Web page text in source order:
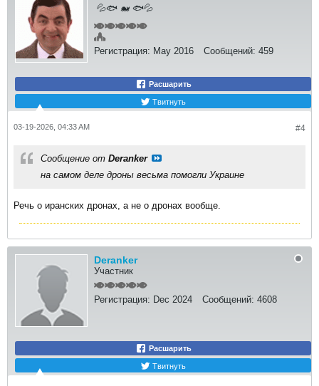
💦🐟 🐋 🐟💦
Регистрация: May 2016 Сообщений: 459
Расшарить
Твитнуть
#4
03-19-2026, 04:33 AM
Сообщение от Deranker
на самом деле дроны весьма помогли Украине
Речь о иранских дронах, а не о дронах вообще.
Deranker
Участник
Регистрация: Dec 2024 Сообщений: 4608
Расшарить
Твитнуть